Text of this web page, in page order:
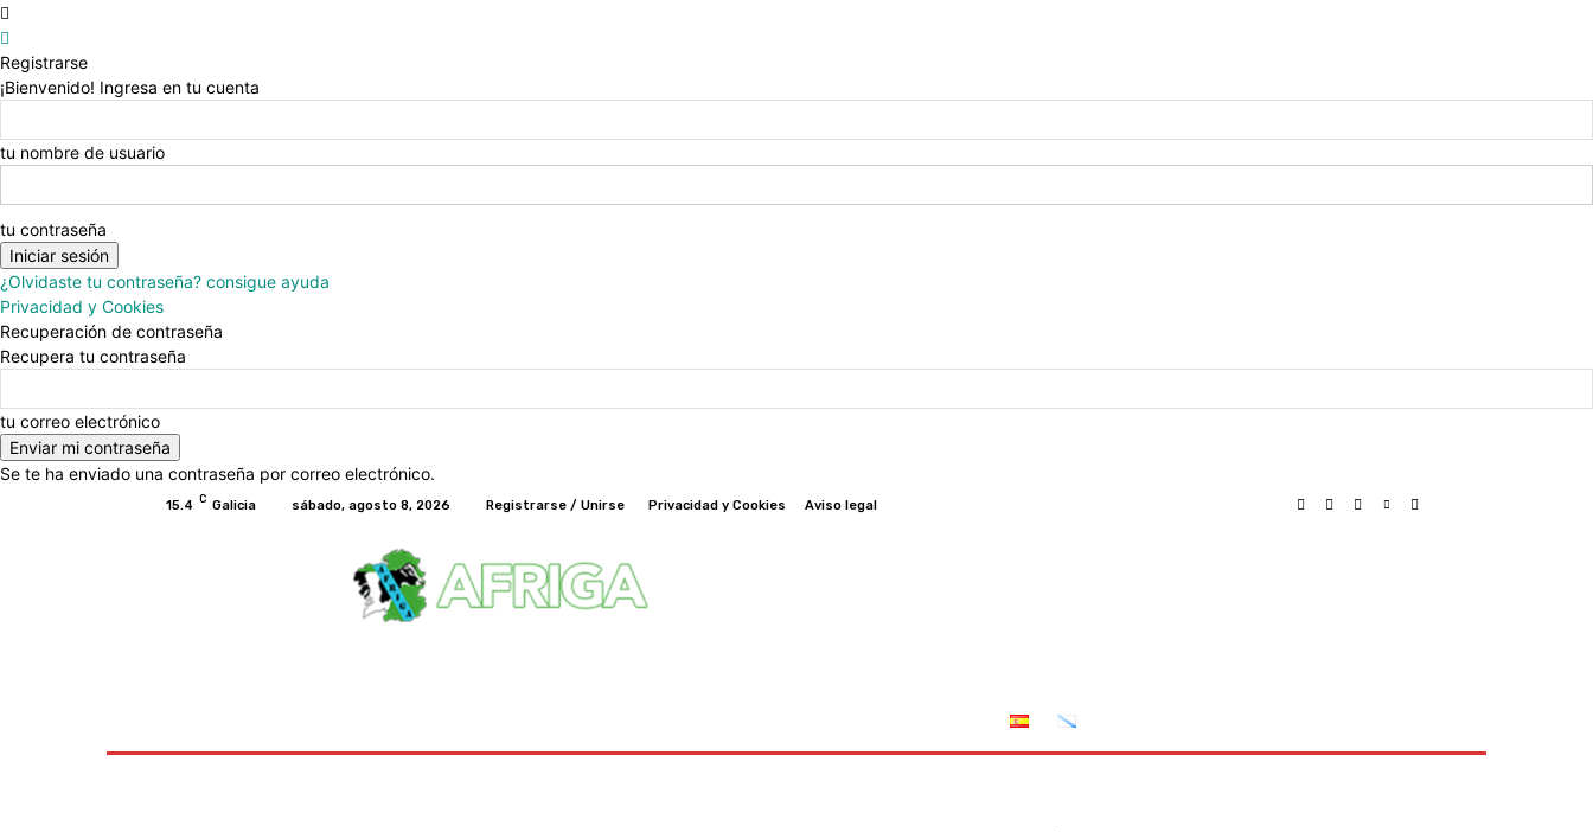
Registrarse
¡Bienvenido! Ingresa en tu cuenta
tu nombre de usuario
tu contraseña
¿Olvidaste tu contraseña? consigue ayuda
Privacidad y Cookies
Recuperación de contraseña
Recupera tu contraseña
tu correo electrónico
Se te ha enviado una contraseña por correo electrónico.
15.4 C Galicia sábado, agosto 8, 2026 Registrarse / Unirse Privacidad y Cookies Aviso legal